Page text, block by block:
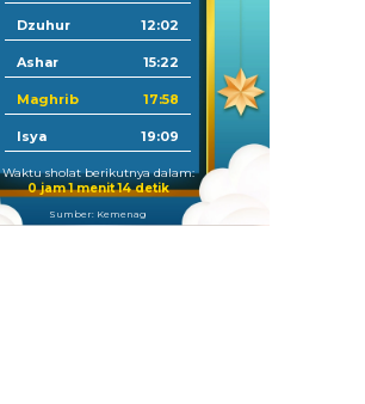
Dzuhur 12:02
Ashar 15:22
Maghrib 17:58
Isya 19:09
Waktu sholat berikutnya dalam:
0 jam 1 menit 14 detik
Sumber: Kemenag